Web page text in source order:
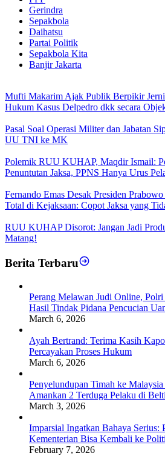
Gerindra
Sepakbola
Daihatsu
Partai Politik
Sepakbola Kita
Banjir Jakarta
Mufti Makarim Ajak Publik Berpikir
Hukum Kasus Delpedro dkk secara
Pasal Soal Operasi Militer dan Jabatan
UU TNI ke MK
Polemik RUU KUHAP, Maqdir Ismail:
Penuntutan Jaksa, PPNS Hanya Urus
Fernando Emas Desak Presiden
Total di Kejaksaan: Copot Jaksa yang
RUU KUHAP Disorot: Jangan Jadi
Matang!
Berita Terbaru
Perang Melawan Judi Online,
Hasil Tindak Pidana Pencucian
March 6, 2026
Ayah Bertrand: Terima Kasih
Percayakan Proses Hukum
March 6, 2026
Penyelundupan Timah ke
Amankan 2 Terduga Pelaku di
March 3, 2026
Imparsial Ingatkan Bahaya Serius:
Kementerian Bisa Kembali ke
February 7, 2026